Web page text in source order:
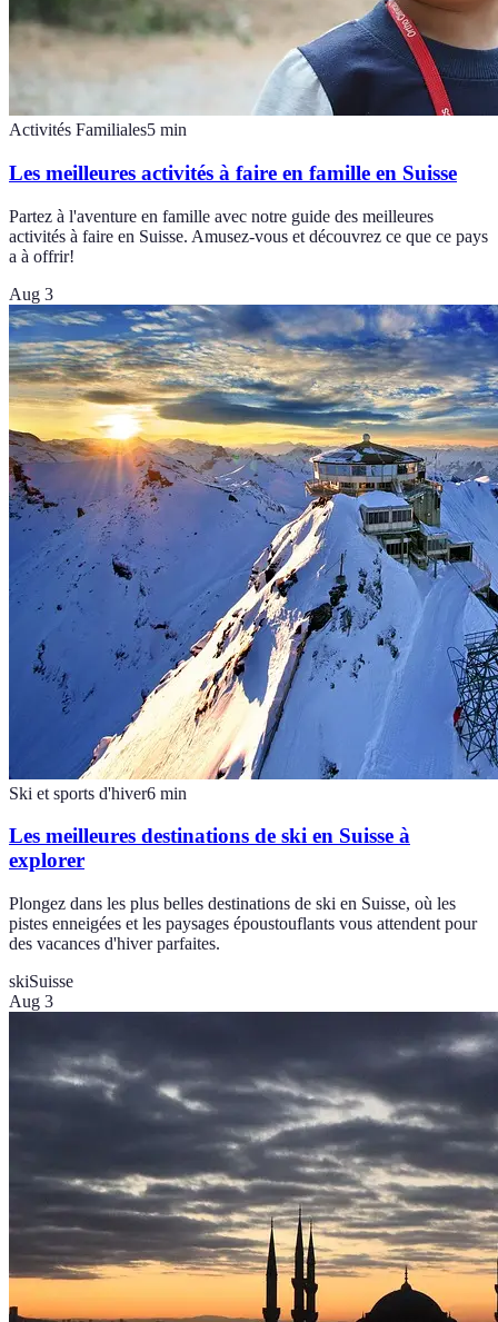
Activités Familiales5 min
Les meilleures activités à faire en famille en Suisse
Partez à l'aventure en famille avec notre guide des meilleures
activités à faire en Suisse. Amusez-vous et découvrez ce que ce pays
a à offrir!
Aug 3
Ski et sports d'hiver6 min
Les meilleures destinations de ski en Suisse à
explorer
Plongez dans les plus belles destinations de ski en Suisse, où les
pistes enneigées et les paysages époustouflants vous attendent pour
des vacances d'hiver parfaites.
skiSuisse
Aug 3